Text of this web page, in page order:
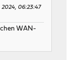
06:23:47
WAN-